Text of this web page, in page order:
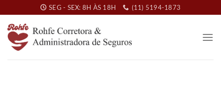
to
content
SEG - SEX: 8H ÀS 18H (11) 5194-1873